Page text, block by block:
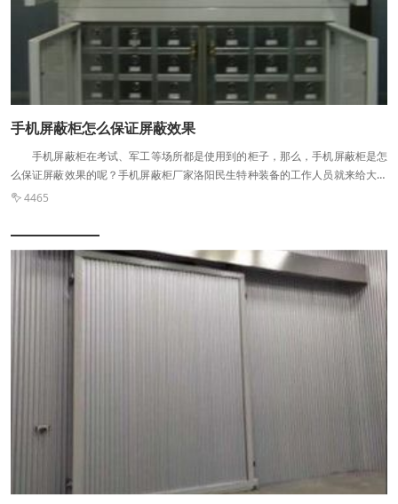
手机屏蔽柜怎么保证屏蔽效果
手机屏蔽柜在考试、军工等场所都是使用到的柜子，那么，手机屏蔽柜是怎
么保证屏蔽效果的呢？手机屏蔽柜厂家洛阳民生特种装备的工作人员就来给大家
介绍下手机屏蔽柜采取的一些措施吧。 手机屏蔽柜怎么保证屏蔽效果
由于吸波泡棉是处理辐射很好的材料，制作屏蔽箱的时候比较多采用吸波泡棉或
者是吸波胶皮处理。 3、手机屏蔽柜在箱体设计的时候，一定要保障箱体的
导电连续性，确保产品的表面光洁度以及接触的紧密度。
 4465